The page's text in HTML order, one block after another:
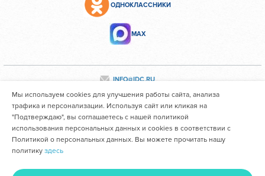
ОДНОКЛАССНИКИ
МАХ
INFO@IDC.RU
Все персональные данные сотрудников размещены с их
согласия
Областное государственное автономное учреждение
здравоохранения "Иркутский областной клинический
Мы используем cookies для улучшения работы сайта, анализа
трафика и персонализации. Используя сайт или кликая на
"Подтверждаю", вы соглашаетесь с нашей политикой
использования персональных данных и cookies в соответствии с
Политикой о персональных данных. Вы можете прочитать нашу
политику здесь